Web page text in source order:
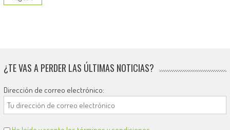
¿TE VAS A PERDER LAS ÚLTIMAS NOTICIAS?
Dirección de correo electrónico: